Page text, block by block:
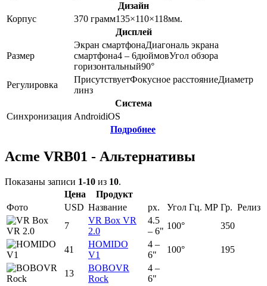
Дизайн
Корпус
370 грамм135×110×118мм.
Дисплей
Размер
Экран смартфонаДиагональ экрана
смартфона4 – 6дюймовУгол обзора
горизонтальный90°
Регулировка
ПрисутствуетФокусное расстояниеДиаметр
линз
Система
Синхронизация AndroidiOS
Подробнее
Acme VRB01 - Альтернативы
Показаны записи 1-10 из 10.
Цена
Продукт
Фото
USD Название px. Угол Гц. MP Гр. Релиз
7
VR Box VR
2.0
4.5
– 6"
100° 350
41
HOMIDO
V1
4 –
6"
100° 195
13
BOBOVR
Rock
4 –
6"